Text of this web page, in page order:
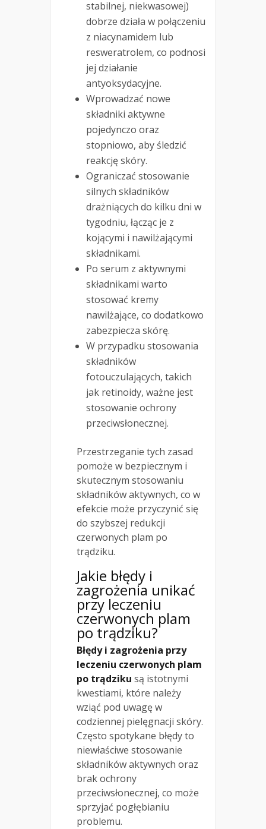
stabilnej, niekwasowej)
dobrze działa w połączeniu
z niacynamidem lub
resweratrolem, co podnosi
jej działanie
antyoksydacyjne.
Wprowadzać nowe
składniki aktywne
pojedynczo oraz
stopniowo, aby śledzić
reakcję skóry.
Ograniczać stosowanie
silnych składników
drażniących do kilku dni w
tygodniu, łącząc je z
kojącymi i nawilżającymi
składnikami.
Po serum z aktywnymi
składnikami warto
stosować kremy
nawilżające, co dodatkowo
zabezpiecza skórę.
W przypadku stosowania
składników
fotouczulających, takich
jak retinoidy, ważne jest
stosowanie ochrony
przeciwsłonecznej.
Przestrzeganie tych zasad
pomoże w bezpiecznym i
skutecznym stosowaniu
składników aktywnych, co w
efekcie może przyczynić się
do szybszej redukcji
czerwonych plam po
trądziku.
Jakie błędy i
zagrożenia unikać
przy leczeniu
czerwonych plam
po trądziku?
Błędy i zagrożenia przy
leczeniu czerwonych plam
po trądziku są istotnymi
kwestiami, które należy
wziąć pod uwagę w
codziennej pielęgnacji skóry.
Często spotykane błędy to
niewłaściwe stosowanie
składników aktywnych oraz
brak ochrony
przeciwsłonecznej, co może
sprzyjać pogłębianiu
problemu.